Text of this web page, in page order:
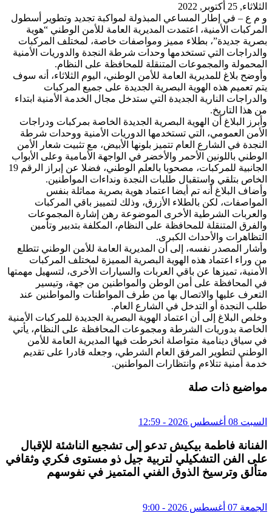
الثلاثاء, 25 أكتوبر, 2022
و م ع – في إطار المساعي المبذولة لمواكبة تجديد وتطوير أسطول
المركبات الأمنية، اعتمدت المديرية العامة للأمن الوطني “هوية
بصرية جديدة”، بطلاء مميز ومواصفات خاصة، لمختلف المركبات
والدراجات التي تستخدمها وحدات شرطة النجدة والدوريات الأمنية
المحمولة والمجموعات المتنقلة للمحافظة على النظام.
وأوضح بلاغ للمديرية العامة للأمن الوطني، اليوم الثلاثاء، أنه سوف
يتم تعميم هذه الهوية البصرية الجديدة على جميع المركبات
والدراجات النارية الجديدة التي ستدخل مجال الخدمة الأمنية ابتداء
من هذا التاريخ.
وأبرز البلاغ أن الهوية البصرية الجديدة الخاصة بمركبات ودراجات
الأمن العمومي، التي تستخدمها الدوريات الأمنية ووحدات شرطة
النجدة في الشارع العام تتميز بلونها الأبيض، مع تثبيت شعار الأمن
الوطني باللونين الأحمر والأخضر في الواجهة الأمامية وعلى الأبواب
الجانبية للمركبات، مصحوبا بالعلم الوطني، فضلا عن إبراز الرقم 19
الخاص بتلقي واستقبال طلبات النجدة ونداءات المواطنين.
وأضاف البلاغ أنه تم أيضا اعتماد هوية بصرية مماثلة بنفس
المواصفات، لكن بالطلاء الأزرق، وذلك لتمييز باقي المركبات
والعربات الشرطية الأخرى الموضوعة رهن إشارة المجموعات
والفرق المتنقلة للمحافظة على النظام، المكلفة بتدبير وتأمين
التظاهرات والأحداث الكبرى.
وأشار المصدر نفسه، إلى أن المديرية العامة للأمن الوطني تتطلع
من وراء اعتماد هذه الهوية البصرية المميزة لمختلف المركبات
الأمنية، تميزها عن باقي العربات والسيارات الأخرى، لتسهيل مهمتها
في المحافظة على أمن الوطن والمواطنين من جهة، وتيسير
التعرف عليها والاتصال بها من طرف المواطنات والمواطنين عند
طلب النجدة أو التدخل في الشارع العام.
وخلص البلاغ إلى أن اعتماد الهوية البصرية الجديدة للمركبات الأمنية
الخاصة بدوريات الشرطة ومجموعات المحافظة على النظام، يأتي
في سياق دينامية متواصلة انخرطت فيها المديرية العامة للأمن
الوطني لتطوير المرفق العام الشرطي، وجعله قادرا على تقديم
خدمة أمنية تتلاءم وانتظارات المواطنين.
مواضيع ذات صلة
السبت 08 أغسطس 2026 - 12:59
الفنانة فاطمة بيكيش تدعو إلى تشجيع الناشئة للإقبال
على الفن التشكيلي لتربية جيل ذو مستوى فكري وثقافي
متألق وترسيخ الذوق الفني المتميز في نفوسهم
الجمعة 07 أغسطس 2026 - 9:00